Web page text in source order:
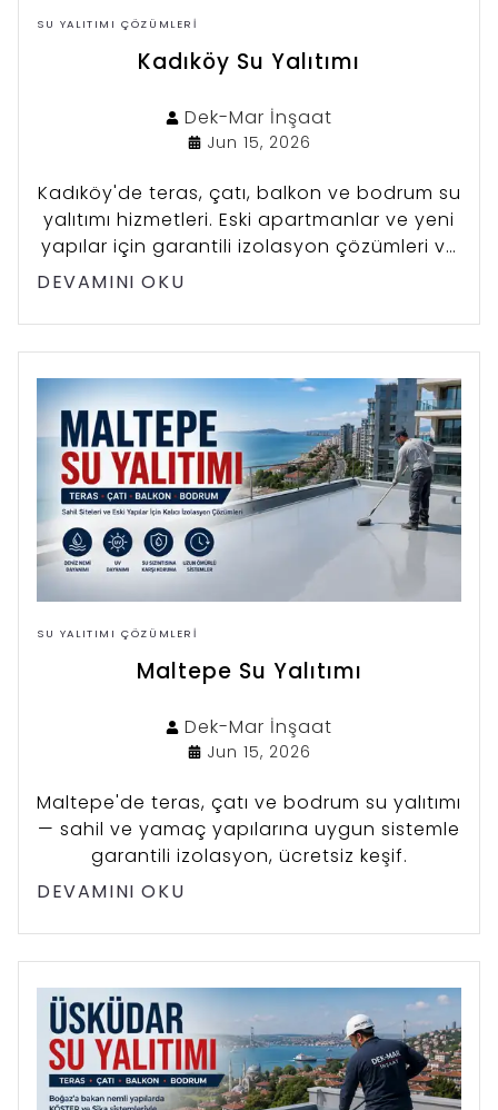
SU YALITIMI ÇÖZÜMLERI
Kadıköy Su Yalıtımı
Dek-Mar İnşaat
Jun 15, 2026
Kadıköy'de teras, çatı, balkon ve bodrum su
yalıtımı hizmetleri. Eski apartmanlar ve yeni
yapılar için garantili izolasyon çözümleri ve
DEVAMINI OKU
SU YALITIMI ÇÖZÜMLERI
Maltepe Su Yalıtımı
Dek-Mar İnşaat
Jun 15, 2026
Maltepe'de teras, çatı ve bodrum su yalıtımı
— sahil ve yamaç yapılarına uygun sistemle
garantili izolasyon, ücretsiz keşif.
DEVAMINI OKU